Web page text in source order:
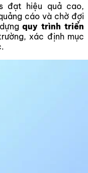
đạt hiệu quả cao,
cáo và chờ đợi
quy trình triển
xác định mục